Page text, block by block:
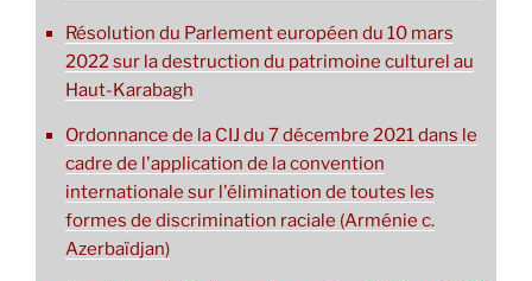
Résolution du Parlement européen du 10 mars
2022 sur la destruction du patrimoine culturel au
Haut-Karabagh
Ordonnance de la CIJ du 7 décembre 2021 dans le
cadre de l'application de la convention
internationale sur l'élimination de toutes les
formes de discrimination raciale (Arménie c.
Azerbaïdjan)